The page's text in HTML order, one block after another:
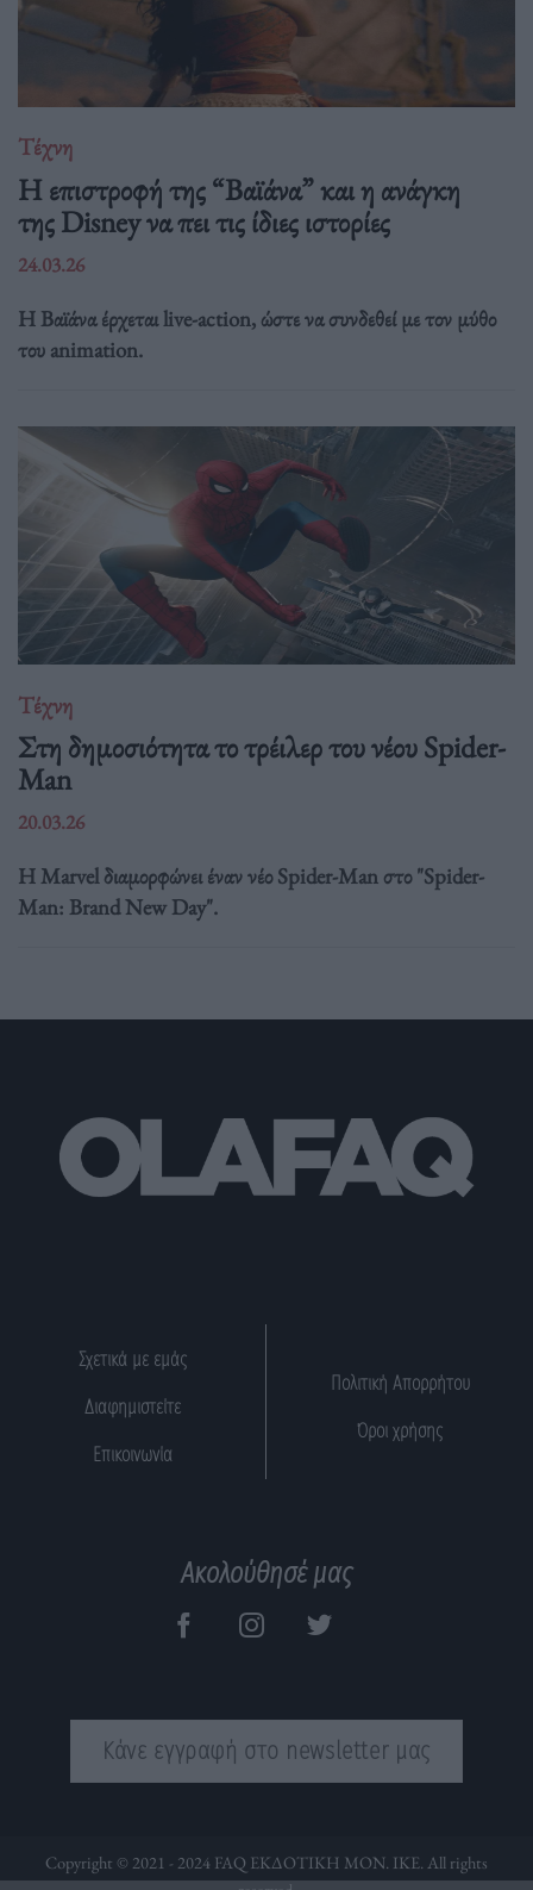
Τέχνη
Η επιστροφή της “Βαϊάνα” και η ανάγκη
της Disney να πει τις ίδιες ιστορίες
24.03.26
Η Βαϊάνα έρχεται live-action, ώστε να συνδεθεί με τον μύθο
του animation.
Τέχνη
Στη δημοσιότητα το τρέιλερ του νέου Spider-
Man
20.03.26
Η Marvel διαμορφώνει έναν νέο Spider-Man στο "Spider-
Man: Brand New Day".
Σχετικά με εμάς
Διαφημιστείτε
Επικοινωνία
Πολιτική Απορρήτου
Όροι χρήσης
Ακολούθησέ μας
Κάνε εγγραφή στο newsletter μας
Copyright © 2021 - 2024 FAQ ΕΚΔΟΤΙΚΗ ΜΟΝ. ΙΚΕ. All rights